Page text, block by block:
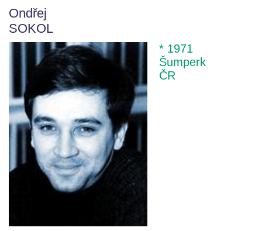
Ondřej
SOKOL
* 1971
Šumperk
ČR